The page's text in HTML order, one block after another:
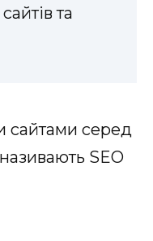
та
сайтами серед
SEO